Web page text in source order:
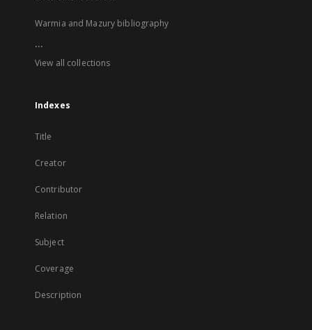
Warmia and Mazury bibliography
...
View all collections
Indexes
Title
Creator
Contributor
Relation
Subject
Coverage
Description